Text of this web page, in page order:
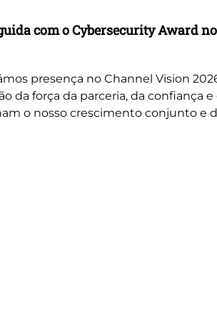
com o Cybersecurity Award
presença no Channel Vision
da força da parceria, da confiança e
o nosso crescimento conjunto e